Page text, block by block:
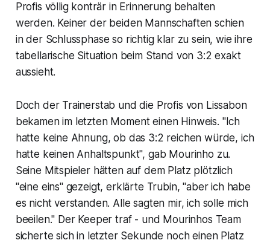
Profis völlig konträr in Erinnerung behalten
werden. Keiner der beiden Mannschaften schien
in der Schlussphase so richtig klar zu sein, wie ihre
tabellarische Situation beim Stand von 3:2 exakt
aussieht.
Doch der Trainerstab und die Profis von Lissabon
bekamen im letzten Moment einen Hinweis. "Ich
hatte keine Ahnung, ob das 3:2 reichen würde, ich
hatte keinen Anhaltspunkt", gab Mourinho zu.
Seine Mitspieler hätten auf dem Platz plötzlich
"eine eins" gezeigt, erklärte Trubin, "aber ich habe
es nicht verstanden. Alle sagten mir, ich solle mich
beeilen." Der Keeper traf - und Mourinhos Team
sicherte sich in letzter Sekunde noch einen Platz